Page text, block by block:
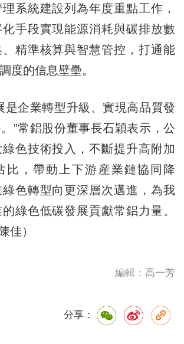
系統建設列為年度重點工作，
手段實現能源消耗與碳排放數
精準核算與智慧管控，打通能
度的信息壁壘。
企業轉型升級、實現高品質發
”常鋁股份董事長石穎表示，公
色技術投入，不斷提升高附加
比，帶動上下游産業鏈協同降
色轉型向更深層次邁進，為我
綠色低碳發展貢獻常鋁力量。
佳）
編輯：高一芳
分享：